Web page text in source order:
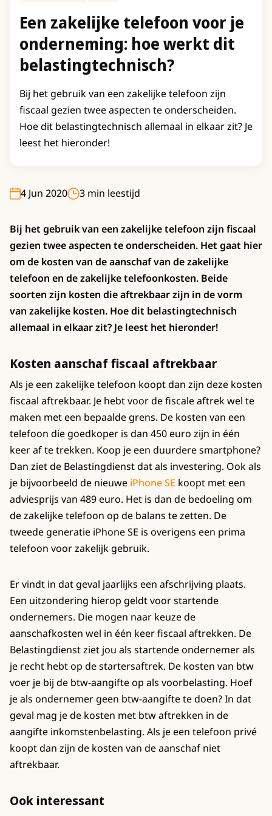
Een zakelijke telefoon voor je
onderneming: hoe werkt dit
belastingtechnisch?
Bij het gebruik van een zakelijke telefoon zijn
fiscaal gezien twee aspecten te onderscheiden.
Hoe dit belastingtechnisch allemaal in elkaar zit? Je
leest het hieronder!
4 Jun 2020 3 min leestijd
Bij het gebruik van een zakelijke telefoon zijn fiscaal
gezien twee aspecten te onderscheiden. Het gaat hier
om de kosten van de aanschaf van de zakelijke
telefoon en de zakelijke telefoonkosten. Beide
soorten zijn kosten die aftrekbaar zijn in de vorm
van zakelijke kosten. Hoe dit belastingtechnisch
allemaal in elkaar zit? Je leest het hieronder!
Kosten aanschaf fiscaal aftrekbaar
Als je een zakelijke telefoon koopt dan zijn deze kosten
fiscaal aftrekbaar. Je hebt voor de fiscale aftrek wel te
maken met een bepaalde grens. De kosten van een
telefoon die goedkoper is dan 450 euro zijn in één
keer af te trekken. Koop je een duurdere smartphone?
Dan ziet de Belastingdienst dat als investering. Ook als
je bijvoorbeeld de nieuwe iPhone SE koopt met een
adviesprijs van 489 euro. Het is dan de bedoeling om
de zakelijke telefoon op de balans te zetten. De
tweede generatie iPhone SE is overigens een prima
telefoon voor zakelijk gebruik.
Er vindt in dat geval jaarlijks een afschrijving plaats.
Een uitzondering hierop geldt voor startende
ondernemers. Die mogen naar keuze de
aanschafkosten wel in één keer fiscaal aftrekken. De
Belastingdienst ziet jou als startende ondernemer als
je recht hebt op de startersaftrek. De kosten van btw
voer je bij de btw-aangifte op als voorbelasting. Hoef
je als ondernemer geen btw-aangifte te doen? In dat
geval mag je de kosten met btw aftrekken in de
aangifte inkomstenbelasting. Als je een telefoon privé
koopt dan zijn de kosten van de aanschaf niet
aftrekbaar.
Ook interessant